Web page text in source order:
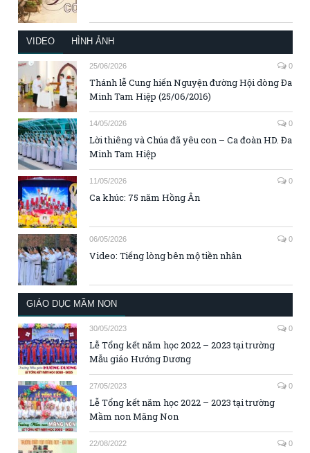
VIDEO HÌNH ẢNH
25/06/2026 0
Thánh lễ Cung hiến Nguyện đường Hội dòng Đa
Minh Tam Hiệp (25/06/2016)
14/05/2026 0
Lời thiêng và Chúa đã yêu con – Ca đoàn HD. Đa
Minh Tam Hiệp
11/05/2026 0
Ca khúc: 75 năm Hồng Ân
06/05/2026 0
Video: Tiếng lòng bên mộ tiền nhân
GIÁO DỤC MẦM NON
30/05/2023 0
Lễ Tổng kết năm học 2022 – 2023 tại trường
Mẫu giáo Hướng Dương
27/05/2023 0
Lễ Tổng kết năm học 2022 – 2023 tại trường
Mầm non Măng Non
22/08/2022 0